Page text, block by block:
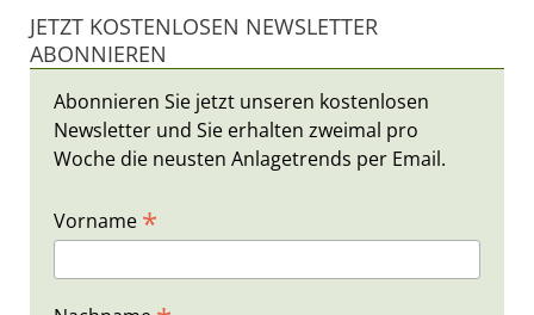
JETZT KOSTENLOSEN NEWSLETTER
ABONNIEREN
Abonnieren Sie jetzt unseren kostenlosen
Newsletter und Sie erhalten zweimal pro
Woche die neusten Anlagetrends per Email.
Vorname *